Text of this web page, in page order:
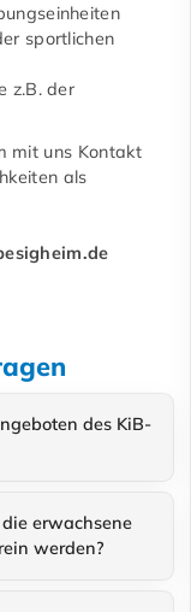
sportlichen
z.B. der
mit uns Kontakt
als
des KiB-
erwachsene
werden?